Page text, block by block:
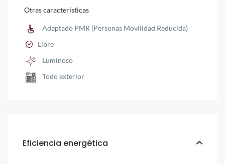
Otras características
Adaptado PMR (Personas Movilidad Reducida)
Libre
Luminoso
Todo exterior
Eficiencia energética